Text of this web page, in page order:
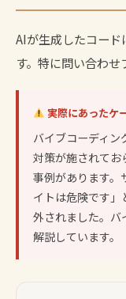
AIが生成したコード
す。特に問い合わせ
実際にあったケ
バイブコーディン
対策が施されてお
事例があります
イトは危険です
外されました。バ
解説しています。